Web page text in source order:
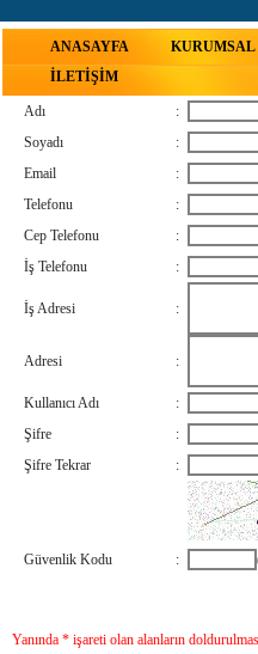
ANASAYFA
KURUMSAL
İLETİŞİM
Adı
:
Soyadı
:
Email
:
Telefonu
:
Cep Telefonu
:
İş Telefonu
:
İş Adresi :
Adresi :
Kullanıcı Adı
:
Şifre
:
Şifre Tekrar
:
Güvenlik Kodu :
Yanında * işareti olan alanların